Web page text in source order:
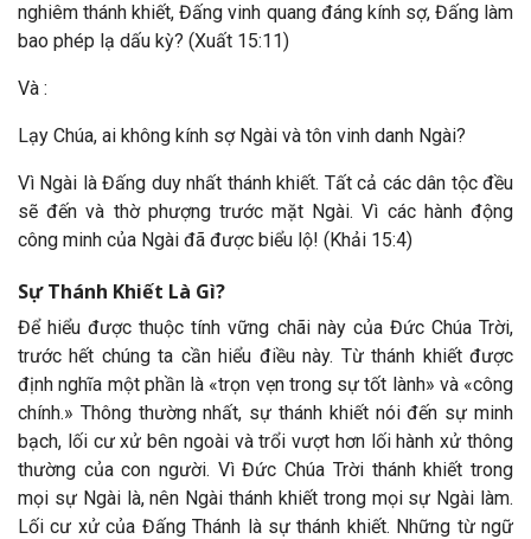
nghiêm thánh khiết, Đấng vinh quang đáng kính sợ, Đấng làm
bao phép lạ dấu kỳ? (Xuất 15:11)
Và :
Lạy Chúa, ai không kính sợ Ngài và tôn vinh danh Ngài?
Vì Ngài là Đấng duy nhất thánh khiết. Tất cả các dân tộc đều
sẽ đến và thờ phượng trước mặt Ngài. Vì các hành động
công minh của Ngài đã được biểu lộ! (Khải 15:4)
Sự Thánh Khiết Là Gì?
Để hiểu được thuộc tính vững chãi này của Đức Chúa Trời,
trước hết chúng ta cần hiểu điều này. Từ thánh khiết được
định nghĩa một phần là «trọn vẹn trong sự tốt lành» và «công
chính.» Thông thường nhất, sự thánh khiết nói đến sự minh
bạch, lối cư xử bên ngoài và trổi vượt hơn lối hành xử thông
thường của con người. Vì Đức Chúa Trời thánh khiết trong
mọi sự Ngài là, nên Ngài thánh khiết trong mọi sự Ngài làm.
Lối cư xử của Đấng Thánh là sự thánh khiết. Những từ ngữ